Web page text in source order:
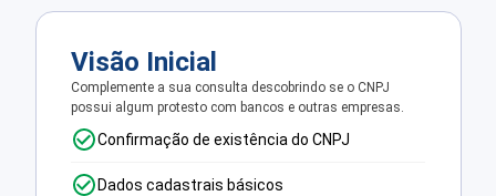
Visão Inicial
Complemente a sua consulta descobrindo se o CNPJ
possui algum protesto com bancos e outras empresas.
Confirmação de existência do CNPJ
Dados cadastrais básicos